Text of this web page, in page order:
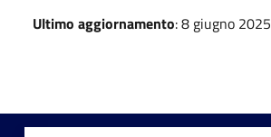
Ultimo aggiornamento: 8 giugno